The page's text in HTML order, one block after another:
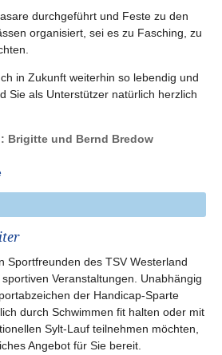
durchgeführt und Feste zu den
organisiert, sei es zu Fasching, zu
in Zukunft weiterhin so lebendig und
Sie als Unterstützer natürlich herzlich
Brigitte und Bernd Bredow
Sportfreunden des TSV Westerland
Veranstaltungen. Unabhängig
der Handicap-Sparte
durch Schwimmen fit halten oder mit
Sylt-Lauf teilnehmen möchten,
Angebot für Sie bereit.